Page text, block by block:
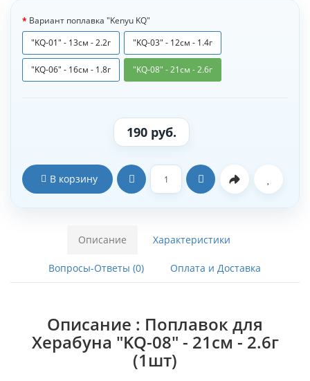
Вариант поплавка "Kenyu KQ"
"KQ-01" - 13см - 2.2г
"KQ-03" - 12см - 1.4г
"KQ-06" - 16см - 1.8г "KQ-08" - 21см - 2.6г
190 руб.
В корзину
Описание Характеристики
Вопросы-Ответы (0) Оплата и Доставка
Описание : Поплавок для
Херабуна "KQ-08" - 21см - 2.6г
(1шт)